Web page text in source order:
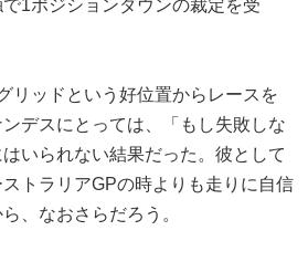
1ポジションダウンの裁定を受
リッドという好位置からレースを
デスにとっては、「もし失敗しな
いられない結果だった。彼として
トラリアGPの時よりも走りに自信
、なおさらだろう。